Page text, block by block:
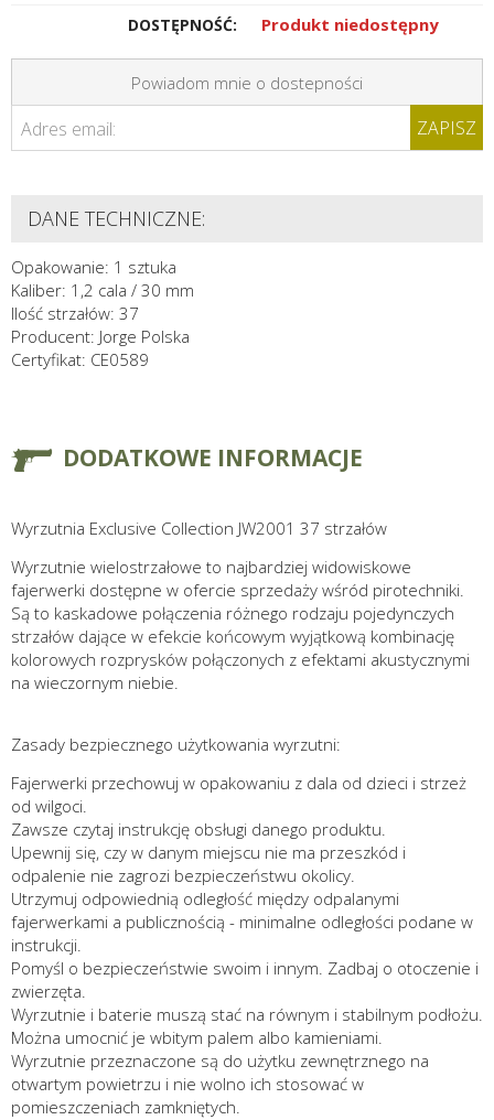
DOSTĘPNOŚĆ: Produkt niedostępny
Powiadom mnie o dostepności
Adres email: ZAPISZ
DANE TECHNICZNE:
Opakowanie: 1 sztuka
Kaliber: 1,2 cala / 30 mm
Ilość strzałów: 37
Producent: Jorge Polska
Certyfikat: CE0589
DODATKOWE INFORMACJE
Wyrzutnia Exclusive Collection JW2001 37 strzałów
Wyrzutnie wielostrzałowe to najbardziej widowiskowe
fajerwerki dostępne w ofercie sprzedaży wśród pirotechniki.
Są to kaskadowe połączenia różnego rodzaju pojedynczych
strzałów dające w efekcie końcowym wyjątkową kombinację
kolorowych rozprysków połączonych z efektami akustycznymi
na wieczornym niebie.
Zasady bezpiecznego użytkowania wyrzutni:
Fajerwerki przechowuj w opakowaniu z dala od dzieci i strzeż
od wilgoci.
Zawsze czytaj instrukcję obsługi danego produktu.
Upewnij się, czy w danym miejscu nie ma przeszkód i
odpalenie nie zagrozi bezpieczeństwu okolicy.
Utrzymuj odpowiednią odległość między odpalanymi
fajerwerkami a publicznością - minimalne odległości podane w
instrukcji.
Pomyśl o bezpieczeństwie swoim i innym. Zadbaj o otoczenie i
zwierzęta.
Wyrzutnie i baterie muszą stać na równym i stabilnym podłożu.
Można umocnić je wbitym palem albo kamieniami.
Wyrzutnie przeznaczone są do użytku zewnętrznego na
otwartym powietrzu i nie wolno ich stosować w
pomieszczeniach zamkniętych.